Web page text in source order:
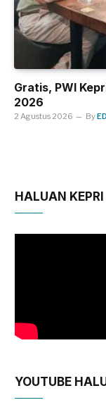
Gratis, PWI
2026
2 Agustus 2026 By
HALUAN
YOUTUBE